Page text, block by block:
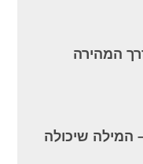
המהירה
המילה שיכולה